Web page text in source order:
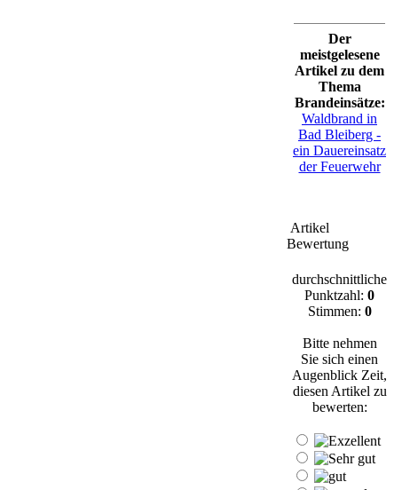
Der
meistgelesene
Artikel zu dem
Thema
Brandeinsätze:
Waldbrand in
Bad Bleiberg -
ein Dauereinsatz
der Feuerwehr
Artikel
Bewertung
durchschnittliche
Punktzahl: 0
Stimmen: 0
Bitte nehmen
Sie sich einen
Augenblick Zeit,
diesen Artikel zu
bewerten: